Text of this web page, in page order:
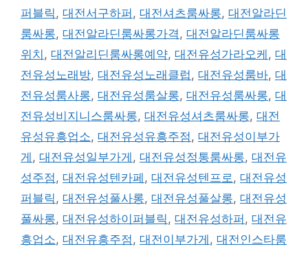
퍼블릭 , 대전서구하퍼 , 대전셔츠룸싸롱, 대전알라딘
룸싸롱, 대전알라딘룸싸롱가격 , 대전알라딘룸싸롱
위치 , 대전알리딘룸싸롱예약, 대전유성가라오케 , 대
전유성노래방, 대전유성노래클럽 , 대전유성룸바, 대
전유성룸사롱, 대전유성룸살롱, 대전유성룸싸롱, 대
전유성비지니스룸싸롱, 대전유성셔츠룸싸롱, 대전
유성유흥업소, 대전유성유흥주점 , 대전유성이부가
게 , 대전유성일부가게 , 대전유성정통룸싸롱, 대전유
성주점 , 대전유성텐카페 , 대전유성텐프로 , 대전유성
퍼블릭 , 대전유성풀사롱, 대전유성풀살롱, 대전유성
풀싸롱, 대전유성하이퍼블릭 , 대전유성하퍼 , 대전유
흥업소, 대전유흥주점 , 대전이부가게 , 대전인스타룸